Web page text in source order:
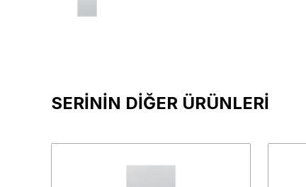
SERİNİN DİĞER ÜRÜNLERİ